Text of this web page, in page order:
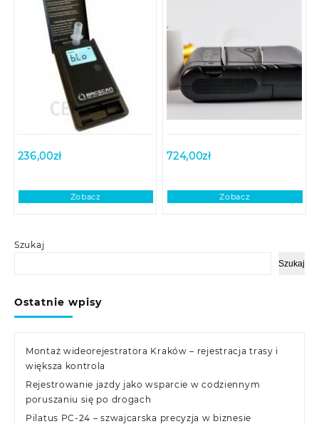
Szukaj
Szukaj
Ostatnie wpisy
Montaż wideorejestratora Kraków – rejestracja trasy i
większa kontrola
Rejestrowanie jazdy jako wsparcie w codziennym
poruszaniu się po drogach
Pilatus PC-24 – szwajcarska precyzja w biznesie
236,00zł
Zobacz
724,00zł
Zobacz